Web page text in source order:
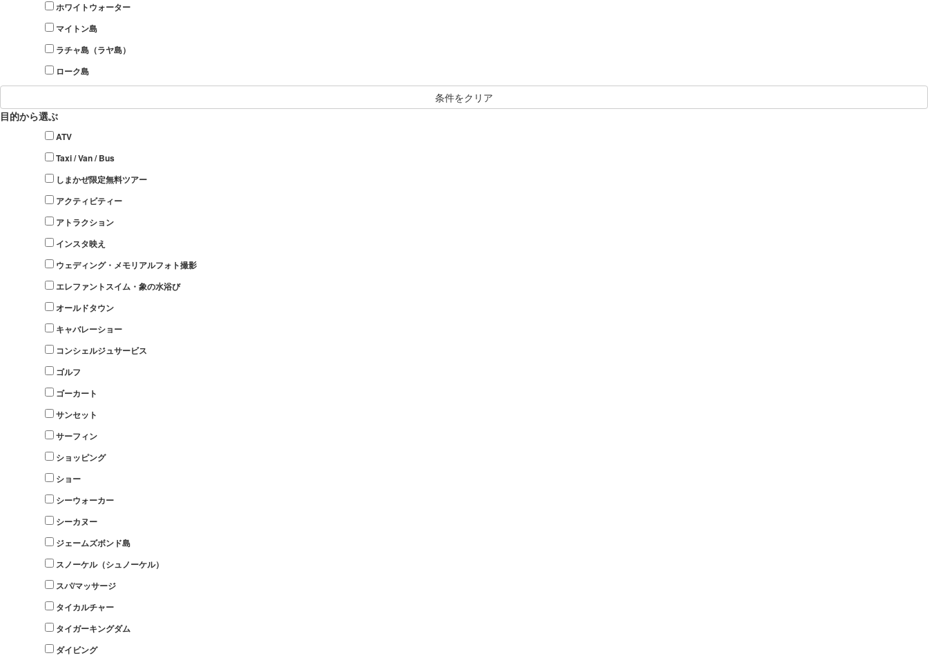
ホワイトウォーター
マイトン島
ラチャ島（ラヤ島）
ローク島
条件をクリア
目的から選ぶ
ATV
Taxi / Van / Bus
しまかぜ限定無料ツアー
アクティビティー
アトラクション
インスタ映え
ウェディング・メモリアルフォト撮影
エレファントスイム・象の水浴び
オールドタウン
キャバレーショー
コンシェルジュサービス
ゴルフ
ゴーカート
サンセット
サーフィン
ショッピング
ショー
シーウォーカー
シーカヌー
ジェームズボンド島
スノーケル（シュノーケル）
スパ/マッサージ
タイカルチャー
タイガーキングダム
ダイビング